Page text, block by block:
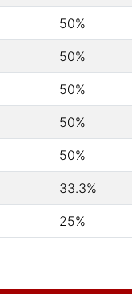
50%
50%
50%
50%
50%
33.3%
25%